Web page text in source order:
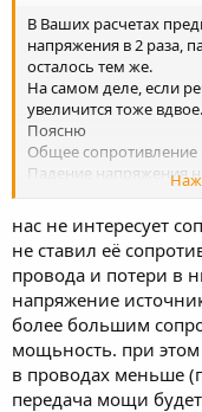
В Ваших расчетах
напряжения в 2 раза,
осталось тем же.
На самом деле, если
увеличится тоже вдвое.
Поясню
Общее сопротивление
Падение напряжения
соотношению
При 24 вольтах на
И ток, при той же
Соотв, рассеиваемая
нас не интересует
не ставил её
провода и потери в
напряжение
более большим
мощьность. при
в проводах меньше
передача мощи